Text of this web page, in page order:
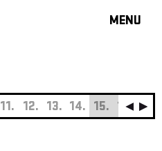
MENU
JAZZ
11. 12. 13. 14. 15. 16. 17.